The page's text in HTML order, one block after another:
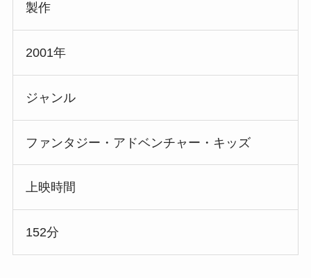
製作
2001年
ジャンル
ファンタジー・アドベンチャー・キッズ
上映時間
152分